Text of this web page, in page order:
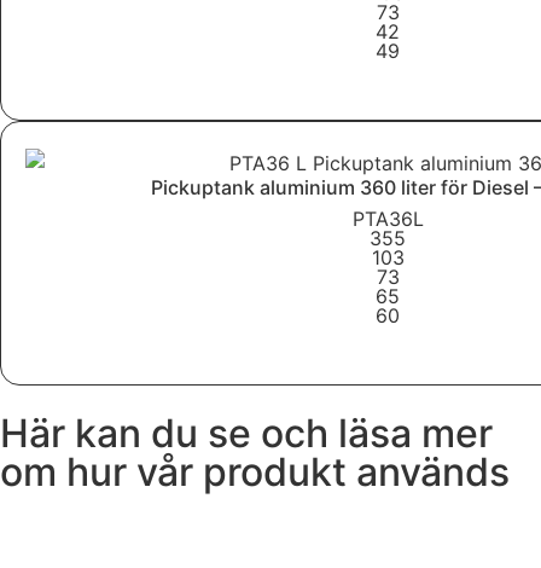
73
42
49
Pickuptank aluminium 360 liter för Diesel
PTA36L
355
103
73
65
60
Här kan du se och läsa mer
om hur vår produkt används